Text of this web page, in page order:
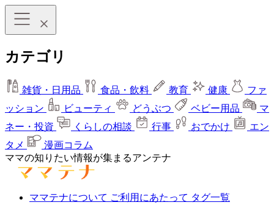
カテゴリ
雑貨・日用品 食品・飲料 教育 健康
ファ
ッション
ビューティ どうぶつ ベビー用品
マ
ネー・投資
くらしの相談 行事 おでかけ
エン
タメ
漫画コラム
ママの知りたい情報が集まるアンテナ
ママテナについて ご利用にあたって タグ一覧